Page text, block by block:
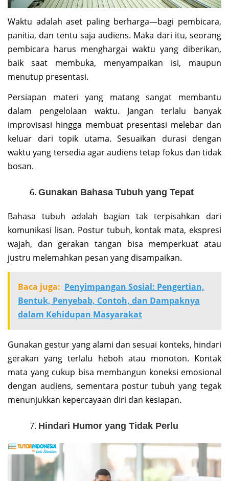
Waktu adalah aset paling berharga—bagi pembicara,
panitia, dan tentu saja audiens. Maka dari itu, seorang
pembicara harus menghargai waktu yang diberikan,
baik saat membuka, menyampaikan isi, maupun
menutup presentasi.
Persiapan materi yang matang sangat membantu
dalam pengelolaan waktu. Jangan terlalu banyak
improvisasi hingga membuat presentasi melebar dan
keluar dari topik utama. Sesuaikan durasi dengan
waktu yang tersedia agar audiens tetap fokus dan tidak
bosan.
Gunakan Bahasa Tubuh yang Tepat
Bahasa tubuh adalah bagian tak terpisahkan dari
komunikasi lisan. Postur tubuh, kontak mata, ekspresi
wajah, dan gerakan tangan bisa memperkuat atau
justru melemahkan pesan yang disampaikan.
Baca juga: Penyimpangan Sosial: Pengertian,
Bentuk, Penyebab, Contoh, dan Dampaknya
dalam Kehidupan Masyarakat
Gunakan gestur yang alami dan sesuai konteks, hindari
gerakan yang terlalu heboh atau monoton. Kontak
mata yang cukup bisa membangun koneksi emosional
dengan audiens, sementara postur tubuh yang tegak
menunjukkan kepercayaan diri dan kesiapan.
Hindari Humor yang Tidak Perlu